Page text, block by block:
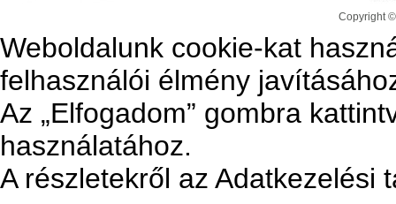
Copyright
Weboldalunk cookie-kat
felhasználói élmény
Az „Elfogadom” gombra
használatához.
A részletekről az Adatkezelési